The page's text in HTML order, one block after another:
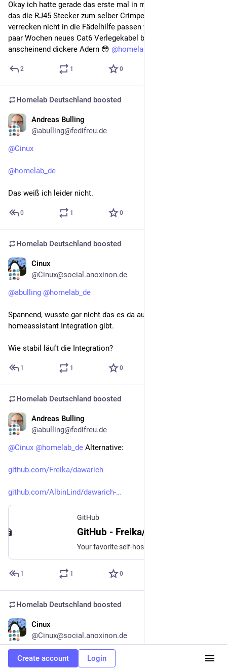
Okay ich hatte gerade das erste mal in meinem Leben den Fall
das die RJ45 Stecker zum selber Crimpen die ich habe zum
verrecken nicht in die Fädelhilfe passen wollen. Habe vor ein
paar Wochen neues Cat6 Verlegekabel bestellt und das hat
anscheinend dickere Adern 😳 @homelab_de
2 1 0
Homelab Deutschland boosted
Andreas Bulling
@abulling@fedifreu.de
@Cinux
@homelab_de
Das weiß ich leider nicht.
0 1 0
Homelab Deutschland boosted
Cinux
@Cinux@social.anoxinon.de
@abulling @homelab_de
Spannend, wusste gar nicht das es da auch eine
homeassistant Integration gibt.
Wie stabil läuft die Integration?
1 1 0
Homelab Deutschland boosted
Andreas Bulling
@abulling@fedifreu.de
@Cinux @homelab_de Alternative:
github.com/Freika/dawarich
github.com/AlbinLind/dawarich-
GitHub
1 1 0
Homelab Deutschland boosted
Cinux
@Cinux@social.anoxinon.de
Also ich habe mich gerade nochmal mit dem Thema
Anwesenheitserkennung beim
#
auseinander
Create account Login